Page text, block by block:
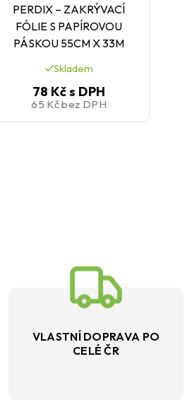
PERDIX – ZAKRÝVACÍ
FÓLIE S PAPÍROVOU
PÁSKOU 55CM X 33M
Skladem
78 Kčs DPH
65 Kčbez DPH
VLASTNÍ DOPRAVA PO
CELÉ ČR